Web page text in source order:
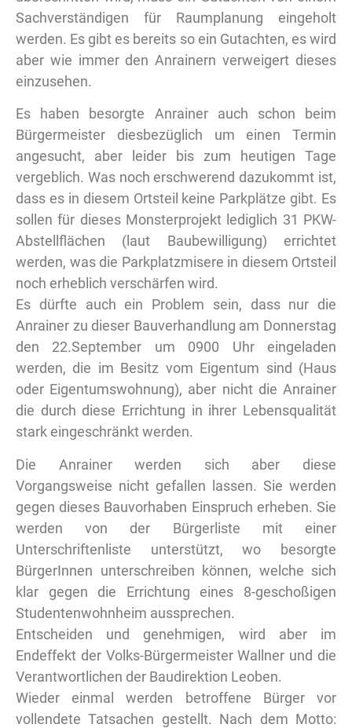
Sachverständigen für Raumplanung eingeholt
werden. Es gibt es bereits so ein Gutachten, es wird
aber wie immer den Anrainern verweigert dieses
einzusehen.
Es haben besorgte Anrainer auch schon beim
Bürgermeister diesbezüglich um einen Termin
angesucht, aber leider bis zum heutigen Tage
vergeblich. Was noch erschwerend dazukommt ist,
dass es in diesem Ortsteil keine Parkplätze gibt. Es
sollen für dieses Monsterprojekt lediglich 31 PKW-
Abstellflächen (laut Baubewilligung) errichtet
werden, was die Parkplatzmisere in diesem Ortsteil
noch erheblich verschärfen wird.
Es dürfte auch ein Problem sein, dass nur die
Anrainer zu dieser Bauverhandlung am Donnerstag
den 22.September um 0900 Uhr eingeladen
werden, die im Besitz vom Eigentum sind (Haus
oder Eigentumswohnung), aber nicht die Anrainer
die durch diese Errichtung in ihrer Lebensqualität
stark eingeschränkt werden.
Die Anrainer werden sich aber diese
Vorgangsweise nicht gefallen lassen. Sie werden
gegen dieses Bauvorhaben Einspruch erheben. Sie
werden von der Bürgerliste mit einer
Unterschriftenliste unterstützt, wo besorgte
BürgerInnen unterschreiben können, welche sich
klar gegen die Errichtung eines 8-geschoßigen
Studentenwohnheim aussprechen.
Entscheiden und genehmigen, wird aber im
Endeffekt der Volks-Bürgermeister Wallner und die
Verantwortlichen der Baudirektion Leoben.
Wieder einmal werden betroffene Bürger vor
vollendete Tatsachen gestellt. Nach dem Motto: